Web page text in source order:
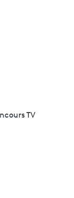
TV